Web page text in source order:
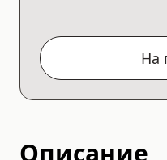
На
Описание